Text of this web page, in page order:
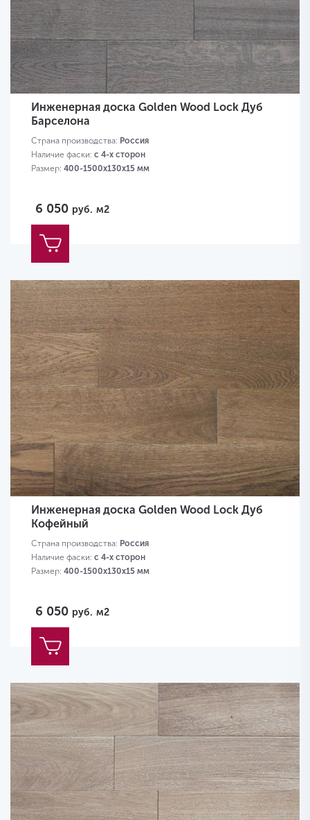
Инженерная доска Golden Wood Lock Дуб
Барселона
Страна производства: Россия
Наличие фаски: с 4-х сторон
Размер: 400-1500х130х15 мм
6 050 руб. м2
Инженерная доска Golden Wood Lock Дуб
Кофейный
Страна производства: Россия
Наличие фаски: с 4-х сторон
Размер: 400-1500х130х15 мм
6 050 руб. м2